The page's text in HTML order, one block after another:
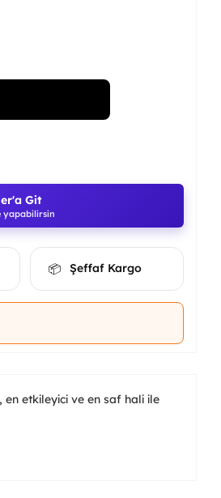
Git
yapabilirsin
📦 Şeffaf Kargo
en etkileyici ve en saf hali ile